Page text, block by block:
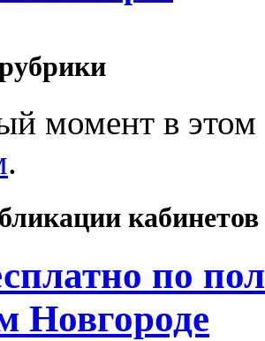
момент в этом
.
кабинетов
по
Новгороде